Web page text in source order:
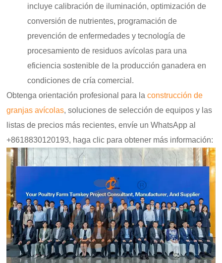
incluye calibración de iluminación, optimización de
conversión de nutrientes, programación de
prevención de enfermedades y tecnología de
procesamiento de residuos avícolas para una
eficiencia sostenible de la producción ganadera en
condiciones de cría comercial.
Obtenga orientación profesional para laconstrucción de
granjas avícolas, soluciones de selección de equipos y las
listas de precios más recientes,envíe un WhatsApp al
+8618830120193, haga clic para obtener más información: